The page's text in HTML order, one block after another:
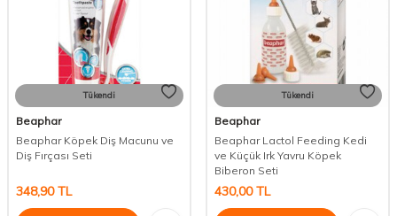
Tükendi
Beaphar
Beaphar Köpek Diş Macunu ve
Diş Fırçası Seti
348,90TL
Tükendi
Beaphar
Beaphar Lactol Feeding Kedi
ve Küçük Irk Yavru Köpek
Biberon Seti
430,00TL